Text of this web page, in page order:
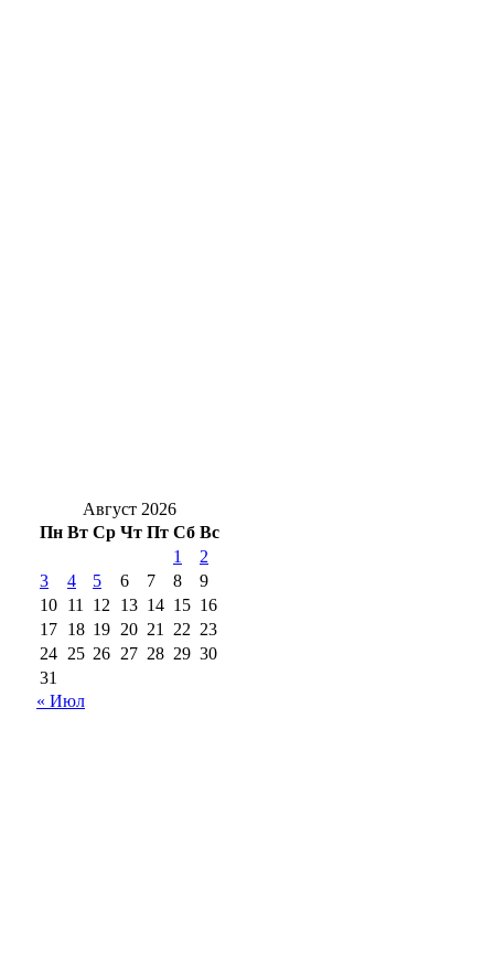
Август 2026
Пн Вт Ср Чт Пт Сб Вс
1
2
3
4 5 6 7 8
9
10 11 12 13 14 15 16
17 18 19 20 21 22 23
24 25 26 27 28 29 30
31
« Июл